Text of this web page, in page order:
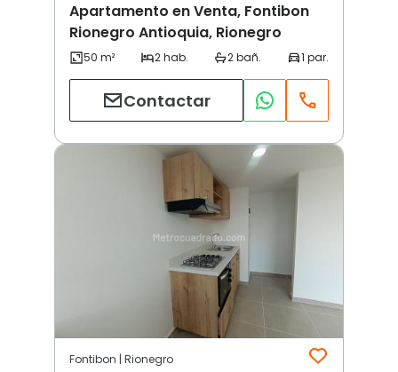
Apartamento en Venta, Fontibon
Rionegro Antioquia, Rionegro
Contactar
Fontibon | Rionegro